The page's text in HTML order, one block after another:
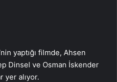
yaptığı filmde, Ahsen
Dinsel ve Osman İskender
yer alıyor.